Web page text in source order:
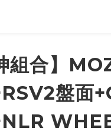
組合】
盤面